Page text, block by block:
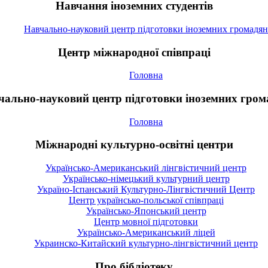
Навчання іноземних студентів
Навчально-науковий центр підготовки іноземних громадян
Центр міжнародної співпраці
Головна
науковий центр підготовки іноземних
Головна
Міжнародні культурно-освітні центри
Українсько-Американський лінгвістичний центр
Українсько-німецький культурний центр
Україно-Іспанський Культурно-Лінгвістичний Центр
Центр українсько-польської співпраці
Українсько-Японський центр
Центр мовної підготовки
Українсько-Американський ліцей
Украинско-Китайский культурно-лінгвістичний центр